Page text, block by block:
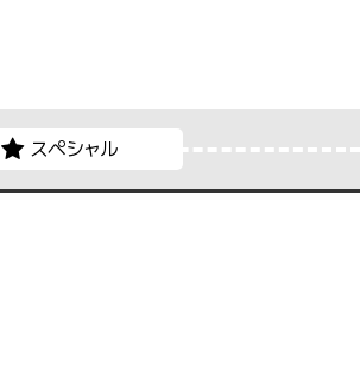
スペシャル